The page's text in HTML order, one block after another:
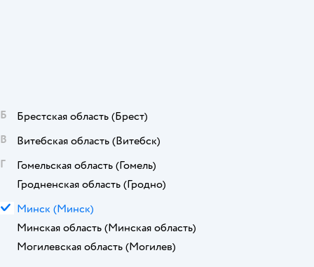
Б Брестская область (Брест)
В
Витебская область (Витебск)
Г
Гомельская область (Гомель)
Гродненская область (Гродно)
М Минск (Минск)
Минская область (Минская область)
Могилевская область (Могилев)